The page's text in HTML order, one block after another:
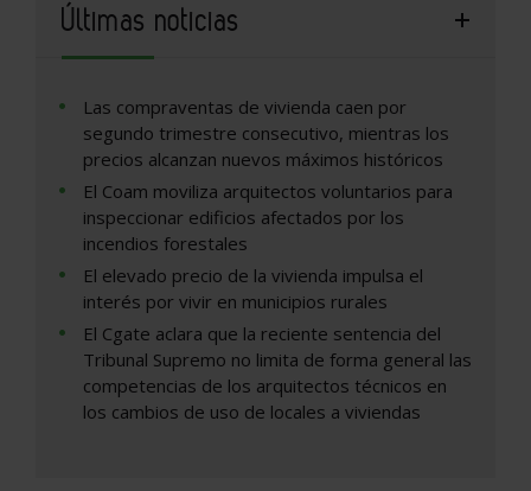
Últimas noticias
Las compraventas de vivienda caen por
segundo trimestre consecutivo, mientras los
precios alcanzan nuevos máximos históricos
El Coam moviliza arquitectos voluntarios para
inspeccionar edificios afectados por los
incendios forestales
El elevado precio de la vivienda impulsa el
interés por vivir en municipios rurales
El Cgate aclara que la reciente sentencia del
Tribunal Supremo no limita de forma general las
competencias de los arquitectos técnicos en
los cambios de uso de locales a viviendas